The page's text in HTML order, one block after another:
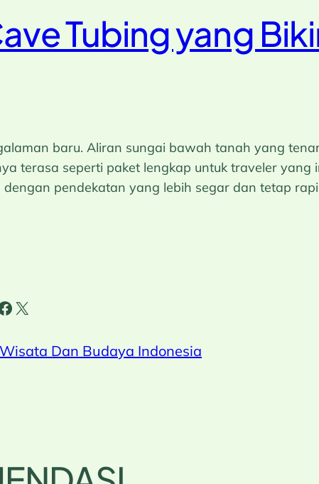
Tubing yang
baru. Aliran sungai bawah tanah yang
terasa seperti paket lengkap untuk traveler yang
pendekatan yang lebih segar dan tetap
X
Dan Budaya Indonesia